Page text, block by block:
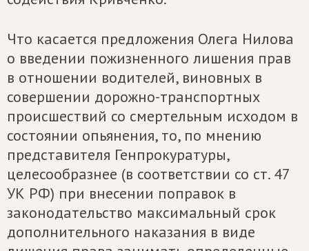
Что касается предложения Олега Нилова
о введении пожизненного лишения прав
в отношении водителей, виновных в
совершении дорожно-транспортных
происшествий со смертельным исходом в
состоянии опьянения, то, по мнению
представителя Генпрокуратуры,
целесообразнее (в соответствии со ст. 47
УК РФ) при внесении поправок в
законодательство максимальный срок
дополнительного наказания в виде